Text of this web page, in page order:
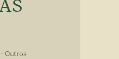
-Outros